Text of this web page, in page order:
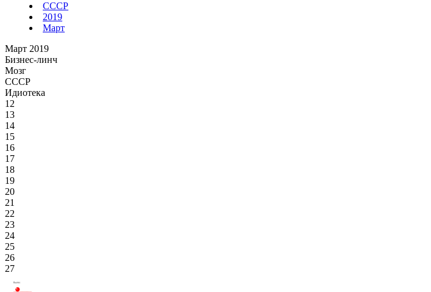
СССР
2019
Март
Март 2019
Бизнес-линч
Мозг
СССР
Идиотека
12
13
14
15
16
17
18
19
20
21
22
23
24
25
26
27